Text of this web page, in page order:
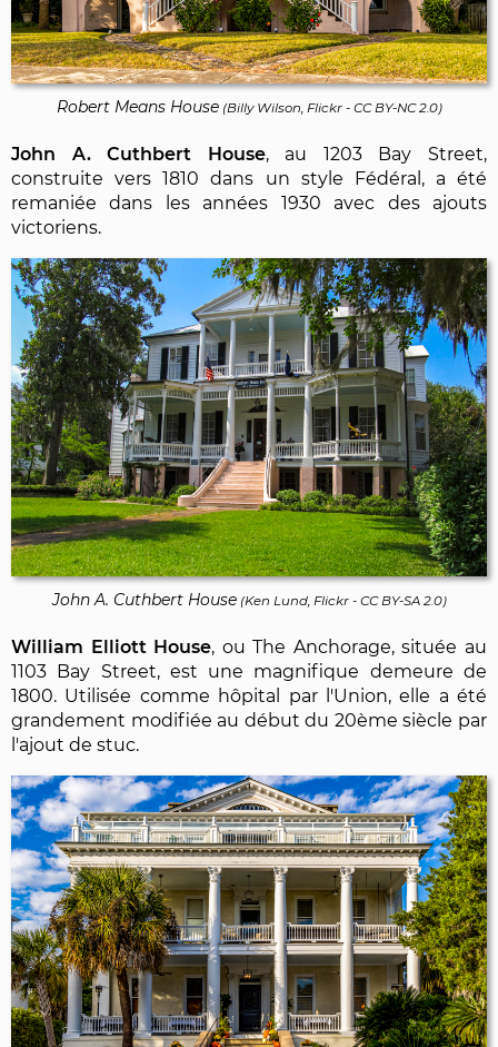
Robert Means House(Billy Wilson, Flickr- CC BY-NC 2.0)
John A. Cuthbert House, au 1203 Bay Street,
construite vers 1810 dans un style Fédéral, a été
remaniée dans les années 1930 avec des ajouts
victoriens.
John A. Cuthbert House(Ken Lund, Flickr- CC BY-SA 2.0)
William Elliott House, ou The Anchorage, située au
1103 Bay Street, est une magnifique demeure de
1800. Utilisée comme hôpital par l'Union, elle a été
grandement modifiée au début du 20ème siècle par
l'ajout de stuc.